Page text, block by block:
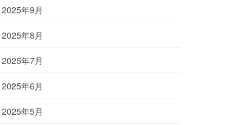
2025年9月
2025年8月
2025年7月
2025年6月
2025年5月